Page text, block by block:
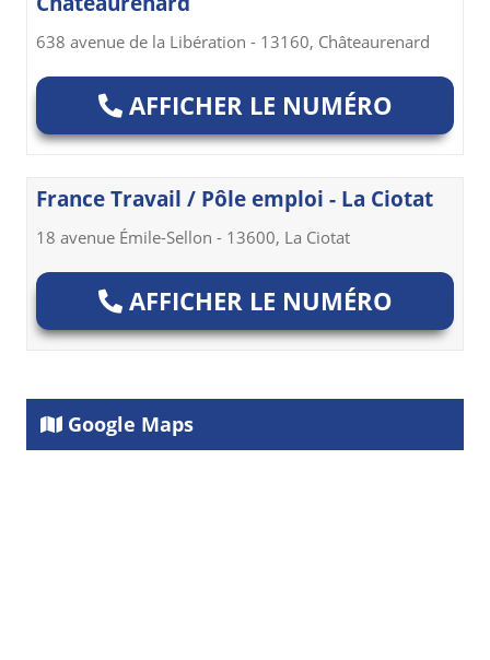
638 avenue de la Libération - 13160, Châteaurenard
AFFICHER LE NUMÉRO
France Travail / Pôle emploi - La Ciotat
18 avenue Émile-Sellon - 13600, La Ciotat
AFFICHER LE NUMÉRO
Google Maps